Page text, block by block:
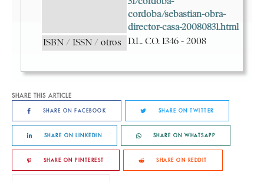
SHARE THIS ARTICLE
SHARE ON FACEBOOK SHARE ON TWITTER
SHARE ON LINKEDIN SHARE ON WHATSAPP
SHARE ON PINTEREST SHARE ON REDDIT